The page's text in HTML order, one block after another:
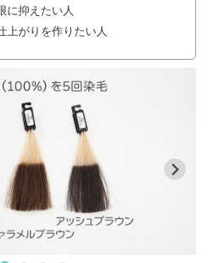
に抑えたい人
上がりを作りたい人